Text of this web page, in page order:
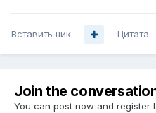
Вставить ник Цитата
Join the
You can post now and register